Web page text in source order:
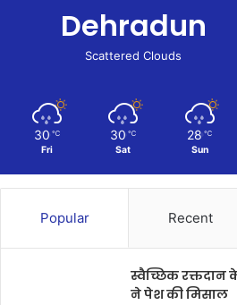
Dehradun
Scattered Clouds
30 ℃
Fri
30 ℃
Sat
28 ℃
Sun
Popular Recent
स्वैच्छिक रक्तदान
ने पेश की मिसाल